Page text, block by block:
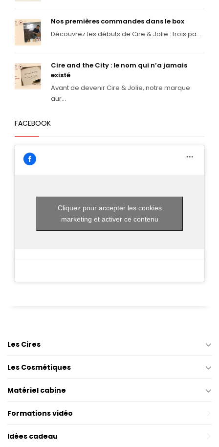
Nos premières commandes dans le box
Découvrez les débuts de Cire & Jolie : trois pa...
Cire and the City : le nom qui n’a jamais
existé
Avant de devenir Cire & Jolie, notre marque
aur...
FACEBOOK
Cliquez pour accepter les cookies
marketing et activer ce contenu
Les Cires
Les Cosmétiques
Matériel cabine
Formations vidéo
Idées cadeau